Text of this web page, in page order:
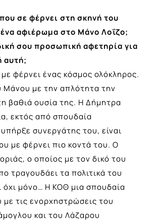
που σε φέρνει στη σκηνή του
αφιέρωμα στο Μάνο Λοΐζο;
σου προσωπική αφετηρία για
αυτή;
φέρνει ένας κόσμος ολόκληρος.
Μάνου με την απλότητα την
βαθιά ουσία της. Η Δήμητρα
εκτός από σπουδαία
συνεργάτης του, είναι
με φέρνει πιο κοντά του. Ο
ο οποίος με τον δικό του
τραγουδάει τα πολιτικά του
όχι μόνο… Η ΚΟΘ μια σπουδαία
τις ενορχηστρώσεις του
και του Λάζαρου